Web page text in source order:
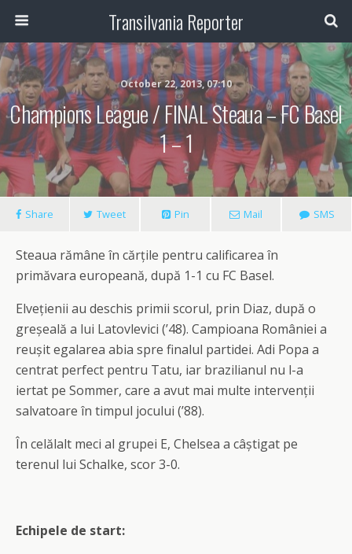
Transilvania Reporter
October 22, 2013, 07:10
Champions League / FINAL Steaua – FC Basel
1 – 1
Share Tweet Pin Mail SMS
Steaua rămâne în cărțile pentru calificarea în
primăvara europeană, după 1-1 cu FC Basel.
Elvețienii au deschis primii scorul, prin Diaz, după o
greșeală a lui Latovlevici (’48). Campioana României a
reușit egalarea abia spre finalul partidei. Adi Popa a
centrat perfect pentru Tatu, iar brazilianul nu l-a
iertat pe Sommer, care a avut mai multe intervenții
salvatoare în timpul jocului (’88).
În celălalt meci al grupei E, Chelsea a câștigat pe
terenul lui Schalke, scor 3-0.
Echipele de start: